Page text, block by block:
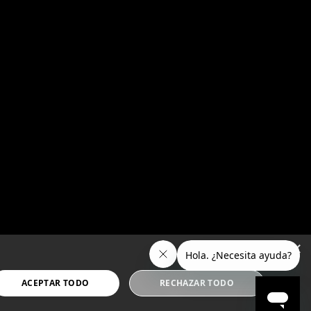
×
ACEPTAR TODO RECHAZAR TODO